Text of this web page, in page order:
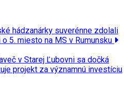
hádzanárky suverénne zdolali
5. miesto na MS v Rumunsku
v Starej Ľubovni sa dočká
projekt za významnú investíciu